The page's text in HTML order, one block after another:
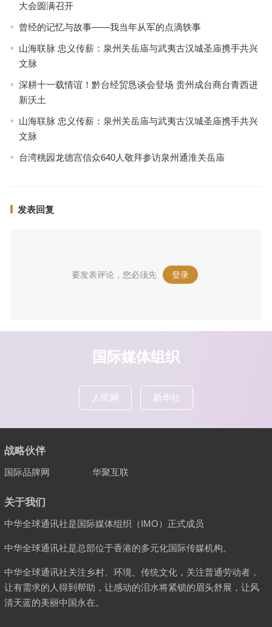
大会圆满召开
曾经的记忆与故事——我当年从军的点滴轶事
山海联脉 忠义传薪：泉州关岳庙与武夷古汉城圣庙携手共兴
文脉
深耕十一载情谊！黔台经贸恳谈会登场 贵州成台商台青西进
新沃土
山海联脉 忠义传薪：泉州关岳庙与武夷古汉城圣庙携手共兴
文脉
台湾桃园龙德宫信众640人敬拜参访泉州通淮关岳庙
发表回复
要发表评论，您必须先 登录 。
国际媒体组织
人民网 新华社
战略伙伴
国际品牌网 华聚互联
关于我们
中华全球通讯社是国际媒体组织（IMO）正式成员
中华全球通讯社是总部位于香港的多元化国际传媒机构。
中华全球通讯社关注乡村、环境、传统文化，关注普通劳动者，
让有需求的人得到帮助，让感动的泪水将紧锁的眉头舒展，让风
清天蓝的美丽中国永在。